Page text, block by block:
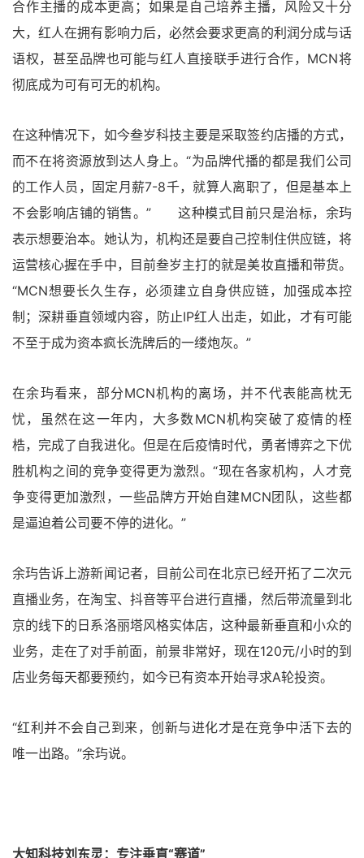
合作主播的成本更高；如果是自己培养主播，风险又十分
大，红人在拥有影响力后，必然会要求更高的利润分成与话
语权，甚至品牌也可能与红人直接联手进行合作，MCN将
彻底成为可有可无的机构。
在这种情况下，如今叁岁科技主要是采取签约店播的方式，
而不在将资源放到达人身上。“为品牌代播的都是我们公司
的工作人员，固定月薪7-8千，就算人离职了，但是基本上
不会影响店铺的销售。” 这种模式目前只是治标，余玙
表示想要治本。她认为，机构还是要自己控制住供应链，将
运营核心握在手中，目前叁岁主打的就是美妆直播和带货。
“MCN想要长久生存，必须建立自身供应链，加强成本控
制；深耕垂直领域内容，防止IP红人出走，如此，才有可能
不至于成为资本疯长洗牌后的一缕炮灰。”
在余玙看来，部分MCN机构的离场，并不代表能高枕无
忧，虽然在这一年内，大多数MCN机构突破了疫情的桎
梏，完成了自我进化。但是在后疫情时代，勇者博弈之下优
胜机构之间的竞争变得更为激烈。“现在各家机构，人才竞
争变得更加激烈，一些品牌方开始自建MCN团队，这些都
是逼迫着公司要不停的进化。”
余玙告诉上游新闻记者，目前公司在北京已经开拓了二次元
直播业务，在淘宝、抖音等平台进行直播，然后带流量到北
京的线下的日系洛丽塔风格实体店，这种最新垂直和小众的
业务，走在了对手前面，前景非常好，现在120元/小时的到
店业务每天都要预约，如今已有资本开始寻求A轮投资。
“红利并不会自己到来，创新与进化才是在竞争中活下去的
唯一出路。”余玙说。
大知科技刘东灵：专注垂直“赛道”